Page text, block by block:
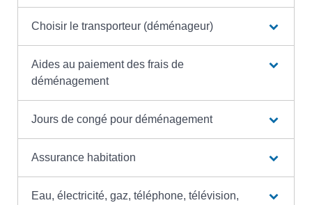
Choisir le transporteur (déménageur)
Aides au paiement des frais de
déménagement
Jours de congé pour déménagement
Assurance habitation
Eau, électricité, gaz, téléphone, télévision,